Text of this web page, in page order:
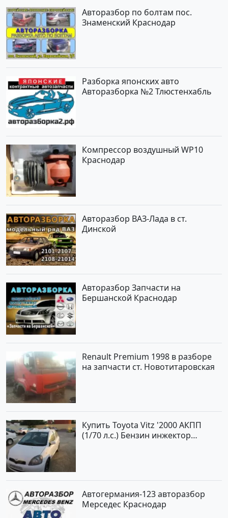
Авторазбор по болтам пос.
Знаменский Краснодар
Разборка японских авто
Авторазборка №2 Тлюстенхабль
Компрессор воздушный WP10
Краснодар
Авторазбор ВАЗ-Лада в ст.
Динской
Авторазбор Запчасти на
Бершанской Краснодар
Renault Premium 1998 в разборе
на запчасти ст. Новотитаровская
Купить Toyota Vitz '2000 АКПП
(1/70 л.с.) Бензин инжектор
Автогермания-123 авторазбор
Мерседес Краснодар